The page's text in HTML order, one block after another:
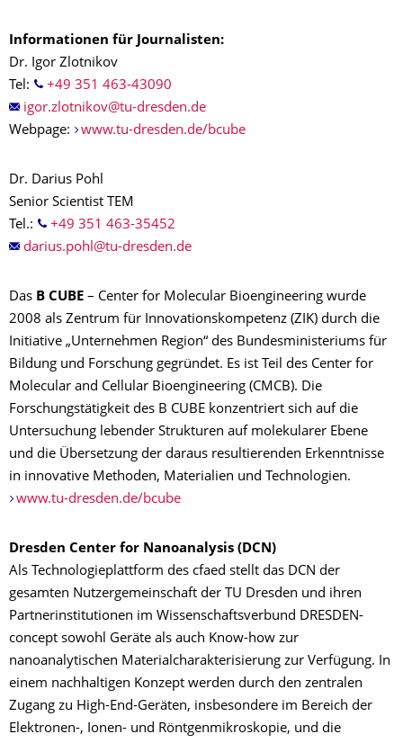
Informationen für Journalisten:
Dr. Igor Zlotnikov
Tel:
+49 351 463-43090
Webpage: www.tu-dresden.de/bcube
Dr. Darius Pohl
Senior Scientist TEM
Tel.:
+49 351 463-35452
Das B CUBE – Center for Molecular Bioengineering wurde
2008 als Zentrum für Innovationskompetenz (ZIK) durch die
Initiative „Unternehmen Region“ des Bundesministeriums für
Bildung und Forschung gegründet. Es ist Teil des Center for
Molecular and Cellular Bioengineering (CMCB). Die
Forschungstätigkeit des B CUBE konzentriert sich auf die
Untersuchung lebender Strukturen auf molekularer Ebene
und die Übersetzung der daraus resultierenden Erkenntnisse
in innovative Methoden, Materialien und Technologien.
www.tu-dresden.de/bcube
Dresden Center for Nanoanalysis (DCN)
Als Technologieplattform des cfaed stellt das DCN der
gesamten Nutzergemeinschaft der TU Dresden und ihren
Partnerinstitutionen im Wissenschaftsverbund DRESDEN-
concept sowohl Geräte als auch Know-how zur
nanoanalytischen Materialcharakterisierung zur Verfügung. In
einem nachhaltigen Konzept werden durch den zentralen
Zugang zu High-End-Geräten, insbesondere im Bereich der
Elektronen-, Ionen- und Röntgenmikroskopie, und die